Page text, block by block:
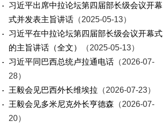
习近平出席中拉论坛第四届部长级会议开幕
式并发表主旨讲话 （2025-05-13）
习近平在中拉论坛第四届部长级会议开幕式
的主旨讲话（全文）
（2025-05-13）
习近平同巴西总统卢拉通电话 （2026-07-
28）
王毅会见巴西外长维埃拉 （2026-07-23）
王毅会见多米尼克外长亨德森 （2026-07-
20）